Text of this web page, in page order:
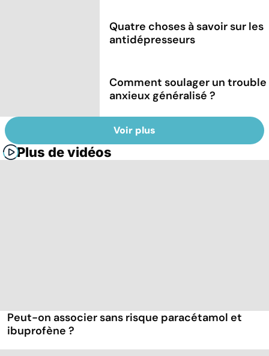
Quatre choses à savoir sur les
antidépresseurs
Comment soulager un trouble
anxieux généralisé ?
Voir plus
Plus de vidéos
Peut-on associer sans risque paracétamol et
ibuprofène ?